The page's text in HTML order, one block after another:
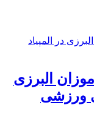
البرزی
ورزشی